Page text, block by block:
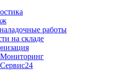
работы
на складе